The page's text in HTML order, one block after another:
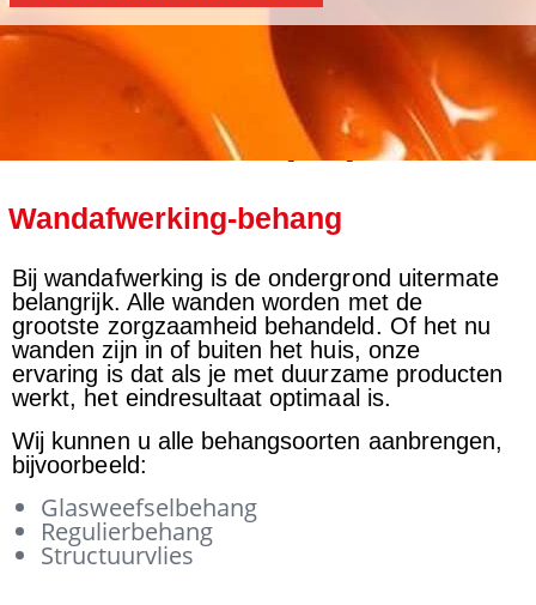
Wandafwerking-behang
Wandafwerking-behang
Bij wandafwerking is de ondergrond uitermate
belangrijk. Alle wanden worden met de
grootste zorgzaamheid behandeld. Of het nu
wanden zijn in of buiten het huis, onze
ervaring is dat als je met duurzame producten
werkt, het eindresultaat optimaal is.
Wij kunnen u alle behangsoorten aanbrengen,
bijvoorbeeld:
Glasweefselbehang
Regulierbehang
Structuurvlies